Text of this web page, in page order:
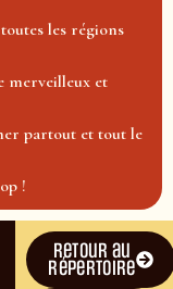
les régions
merveilleux et
partout et tout le
!
Retour au
répertoire